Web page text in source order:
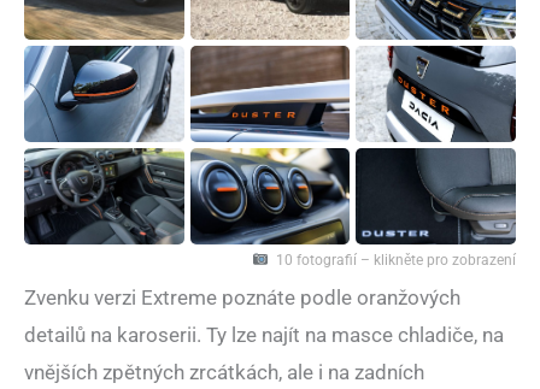
10 fotografií – klikněte pro zobrazení
Zvenku verzi Extreme poznáte podle oranžových
detailů na karoserii. Ty lze najít na masce chladiče, na
vnějších zpětných zrcátkách, ale i na zadních